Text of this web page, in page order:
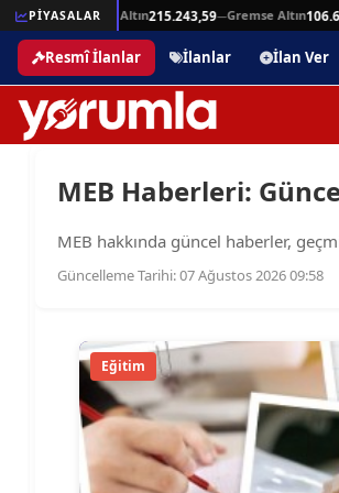
PİYASALAR
—Beşli Altın215.243,59 —Gremse Altın
Resmî İlanlar İlanlar İlan Ver
MEB Haberleri:
MEB hakkında güncel haberler,
Güncelleme Tarihi: 07 Ağustos 2026 09:58
Eğitim